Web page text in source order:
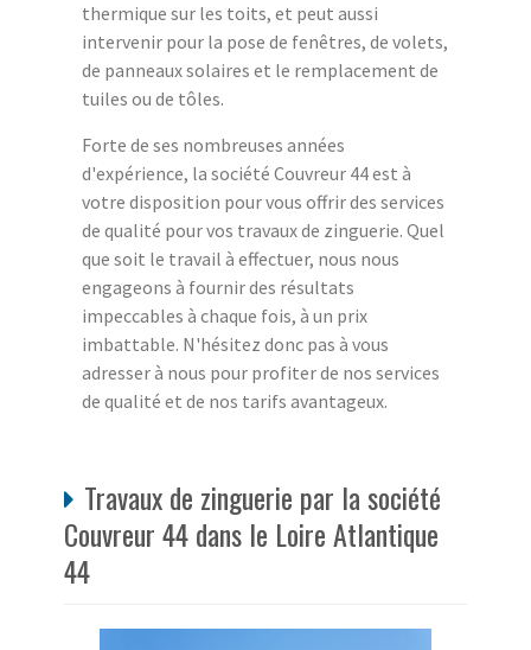
thermique sur les toits, et peut aussi
intervenir pour la pose de fenêtres, de volets,
de panneaux solaires et le remplacement de
tuiles ou de tôles.
Forte de ses nombreuses années
d'expérience, la société Couvreur 44 est à
votre disposition pour vous offrir des services
de qualité pour vos travaux de zinguerie. Quel
que soit le travail à effectuer, nous nous
engageons à fournir des résultats
impeccables à chaque fois, à un prix
imbattable. N'hésitez donc pas à vous
adresser à nous pour profiter de nos services
de qualité et de nos tarifs avantageux.
Travaux de zinguerie par la société
Couvreur 44 dans le Loire Atlantique
44